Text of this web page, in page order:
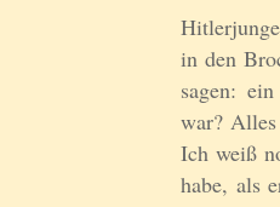
in den
sagen:
war? Alles
Ich weiß
habe, als